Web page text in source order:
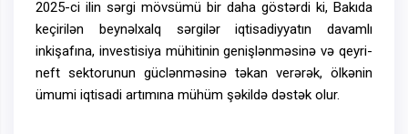
2025-ci ilin sərgi mövsümü bir daha göstərdi ki, Bakıda
keçirilən beynəlxalq sərgilər iqtisadiyyatın davamlı
inkişafına, investisiya mühitinin genişlənməsinə və qeyri-
neft sektorunun güclənməsinə təkan verərək, ölkənin
ümumi iqtisadi artımına mühüm şəkildə dəstək olur.